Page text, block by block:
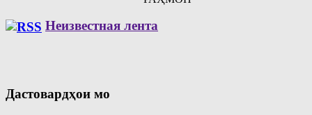
Неизвестная лента
Дастовардҳои мо